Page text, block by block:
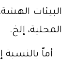
البيئات
المحلية، إلخ.
أماّ بالنسبة